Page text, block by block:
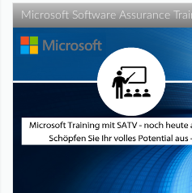
Microsoft Software Assurance